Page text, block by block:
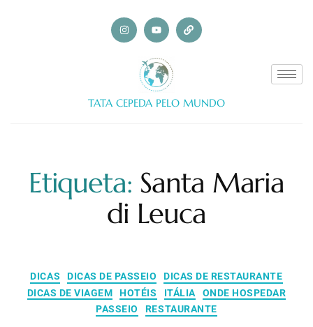
TATA CEPEDA PELO MUNDO
Etiqueta: Santa Maria
di Leuca
DICAS DICAS DE PASSEIO
DICAS DE RESTAURANTE
DICAS DE VIAGEM
HOTÉIS ITÁLIA
ONDE HOSPEDAR
PASSEIO
RESTAURANTE